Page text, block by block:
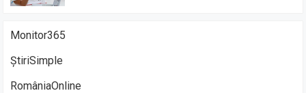
Monitor365
ȘtiriSimple
RomâniaOnline